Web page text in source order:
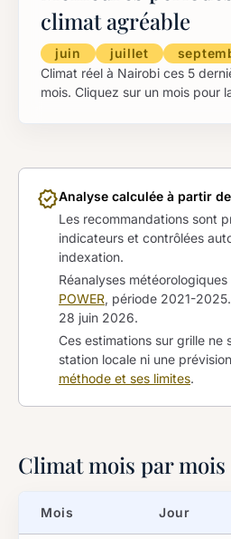
climat agréable
juin juillet
Climat réel à Nairobi ces 5
mois. Cliquez sur un mois pour
verifiedAnalyse calculée à partir
Les recommandations sont
indicateurs et contrôlées
indexation.
Réanalyses
POWER, période 2021-
28 juin 2026.
Ces estimations sur grille ne
station locale ni une
méthode et ses limites.
Climat mois par mois
Mois Jour